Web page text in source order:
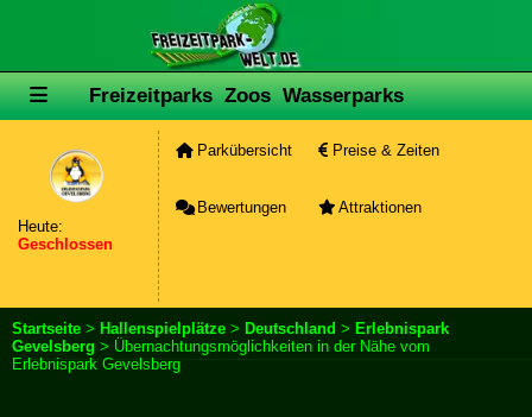
Freizeitparks Zoos Wasserparks
Heute:
Geschlossen
Parkübersicht Preise & Zeiten
Bewertungen Attraktionen
Startseite > Hallenspielplätze > Deutschland > Erlebnispark
Gevelsberg > Übernachtungsmöglichkeiten in der Nähe vom
Erlebnispark Gevelsberg